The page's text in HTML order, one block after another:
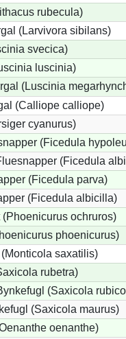
rubecula)
(Larvivora sibilans)
svecica)
luscinia)
(Luscinia
(Calliope calliope)
cyanurus)
(Ficedula
(Ficedula
(Ficedula parva)
(Ficedula albicilla)
(Phoenicurus ochruros)
phoenicurus)
saxatilis)
rubetra)
(Saxicola
(Saxicola maurus)
oenanthe)